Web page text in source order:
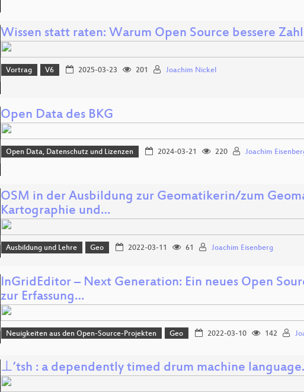
Wissen statt raten: Warum Open Source bessere
Vortrag V6 2025-03-23 201 Joachim Nickel
Open Data des BKG
Open Data, Datenschutz und Lizenzen 2024-03-21 220 Joachim
OSM in der Ausbildung zur Geomatikerin/zum
Kartographie und…
Ausbildung und Lehre Geo 2022-03-11 61 Joachim Eisenberg
InGridEditor – Next Generation: Ein neues Open
zur Erfassung…
Neuigkeiten aus den Open-Source-Projekten Geo 2022-03-10 142
⊥’tsh : a dependently timed drum machine language.